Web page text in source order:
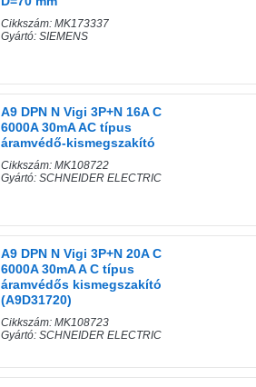
Cikkszám: MK173337
Gyártó: SIEMENS
A9 DPN N Vigi 3P+N 16A C
6000A 30mA AC típus
áramvédő-kismegszakító
Cikkszám: MK108722
Gyártó: SCHNEIDER ELECTRIC
A9 DPN N Vigi 3P+N 20A C
6000A 30mA A C típus
áramvédős kismegszakító
(A9D31720)
Cikkszám: MK108723
Gyártó: SCHNEIDER ELECTRIC